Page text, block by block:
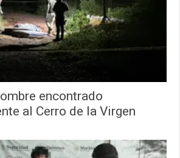
encontrado
al Cerro de la Virgen